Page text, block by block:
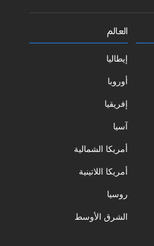
العالم
إيطاليا
أوروبا
إفريقيا
آسيا
أمريكا الشمالية
أمريكا اللاتينية
روسيا
الشرق الأوسط